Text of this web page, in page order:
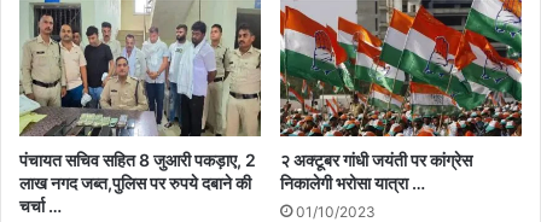
पंचायत सचिव सहित 8 जुआरी पकड़ाए, 2
लाख नगद जब्त,पुलिस पर रुपये दबाने की
चर्चा …
२ अक्टूबर गांधी जयंती पर कांग्रेस
निकालेगी भरोसा यात्रा …
01/10/2023